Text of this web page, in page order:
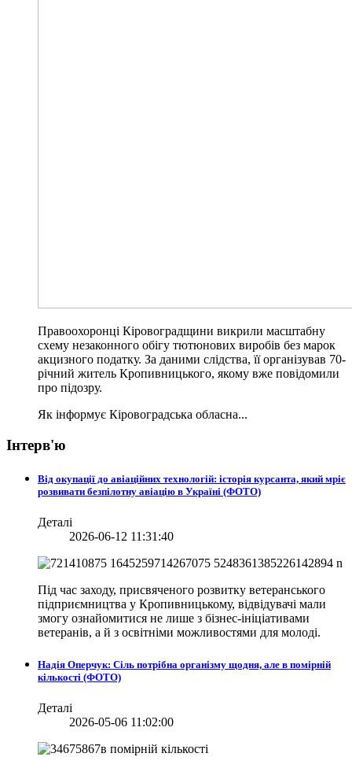
Правоохоронці Кіровоградщини викрили масштабну
схему незаконного обігу тютюнових виробів без марок
акцизного податку. За даними слідства, її організував 70-
річний житель Кропивницького, якому вже повідомили
про підозру.
Як інформує Кіровоградська обласна...
Інтерв'ю
Від окупації до авіаційних технологій: історія курсанта, який мріє
розвивати безпілотну авіацію в Україні (ФОТО)
Деталі
2026-06-12 11:31:40
Під час заходу, присвяченого розвитку ветеранського
підприємництва у Кропивницькому, відвідувачі мали
змогу ознайомитися не лише з бізнес-ініціативами
ветеранів, а й з освітніми можливостями для молоді.
Надія Оперчук: Сіль потрібна організму щодня, але в помірній
кількості (ФОТО)
Деталі
2026-05-06 11:02:00